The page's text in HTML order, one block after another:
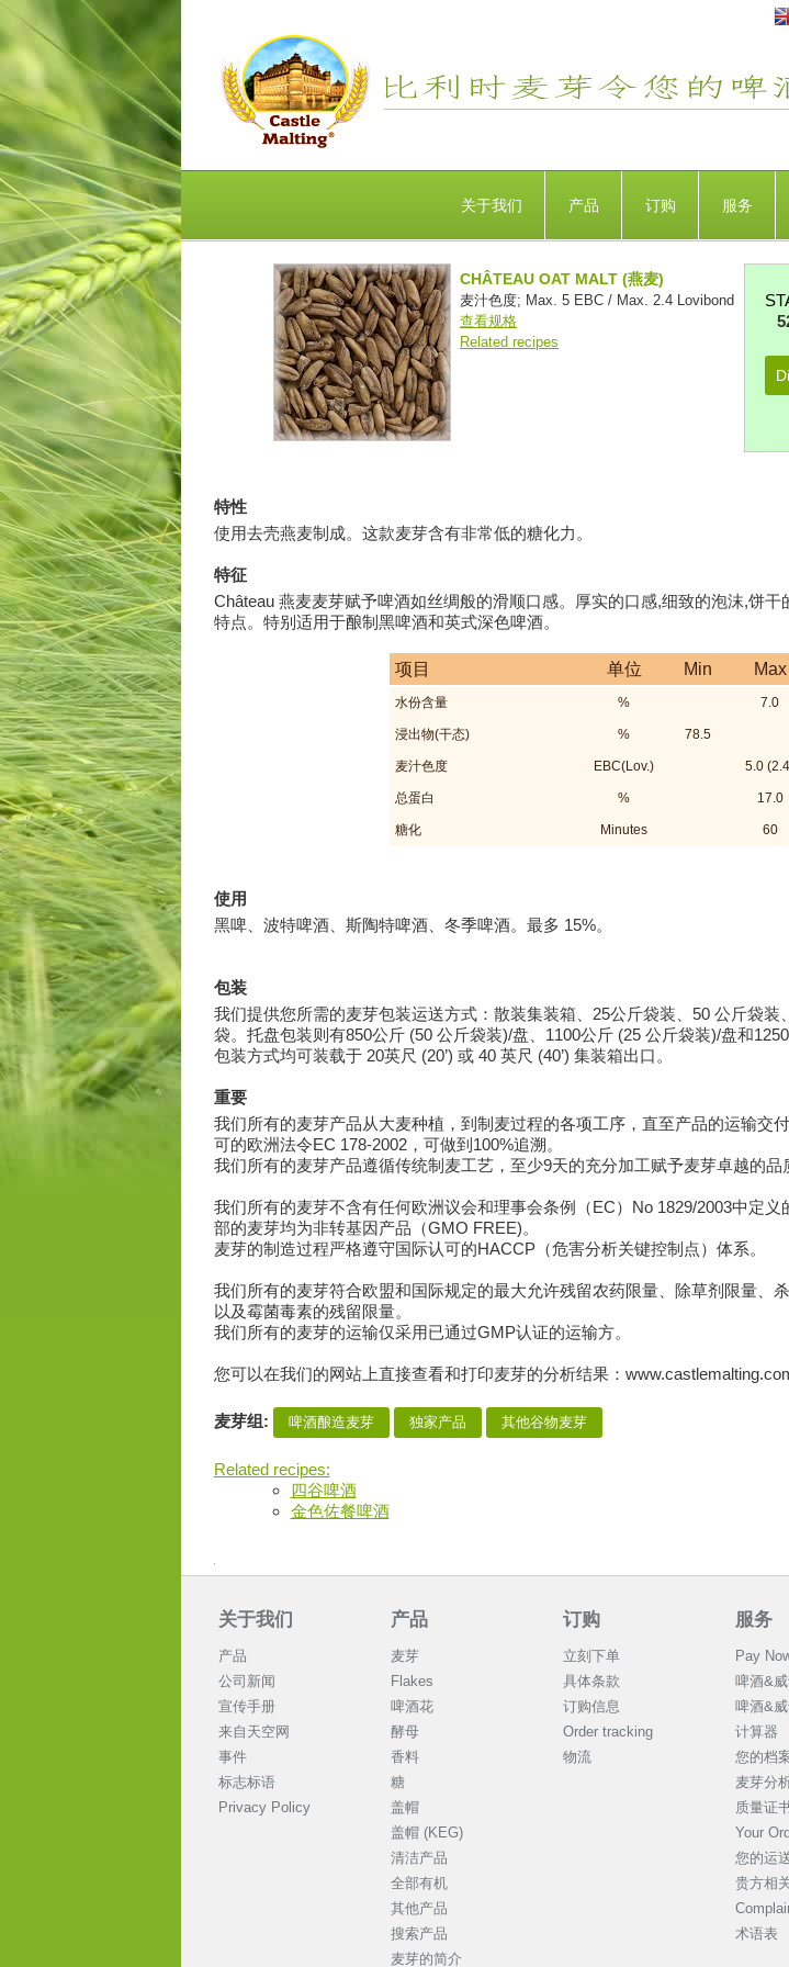
关于我们 产品 订购 服务
CHÂTEAU OAT MALT (燕麦)
麦汁色度; Max. 5 EBC / Max. 2.4 Lovibond
查看规格
Related recipes
特性
使用去壳燕麦制成。这款麦芽含有非常低的糖化力。
特征
Château 燕麦麦芽赋予啤酒如丝绸般的滑顺口感。厚实的口感,细致的泡沫,饼干
特点。特别适用于酿制黑啤酒和英式深色啤酒。
项目 单位 Min Max
水份含量 % 7.0
浸出物(干态) % 78.5
麦汁色度 EBC(Lov.) 5.0
总蛋白 % 17.0
糖化 Minutes 60
使用
黑啤、波特啤酒、斯陶特啤酒、冬季啤酒。最多 15%。
包装
我们提供您所需的麦芽包装运送方式：散装集装箱、25公斤袋装、50 公斤袋装
袋。托盘包装则有850公斤 (50 公斤袋装)/盘、1100公斤 (25 公斤袋装)/盘和
包装方式均可装载于 20英尺 (20’) 或 40 英尺 (40’) 集装箱出口。
重要
我们所有的麦芽产品从大麦种植，到制麦过程的各项工序，直至产品的运输交
可的欧洲法令EC 178-2002，可做到100%追溯。
我们所有的麦芽产品遵循传统制麦工艺，至少9天的充分加工赋予麦芽卓越的品
我们所有的麦芽不含有任何欧洲议会和理事会条例（EC）No 1829/2003中定义
部的麦芽均为非转基因产品（GMO FREE)。
麦芽的制造过程严格遵守国际认可的HACCP（危害分析关键控制点）体系。
我们所有的麦芽符合欧盟和国际规定的最大允许残留农药限量、除草剂限量、
以及霉菌毒素的残留限量。
我们所有的麦芽的运输仅采用已通过GMP认证的运输方。
您可以在我们的网站上直接查看和打印麦芽的分析结果：
麦芽组: 啤酒酿造麦芽 独家产品 其他谷物麦芽
Related recipes:
四谷啤酒
金色佐餐啤酒
关于我们
产品
公司新闻
宣传手册
来自天空网
事件
标志标语
Privacy Policy
产品
麦芽
Flakes
啤酒花
酵母
香料
糖
盖帽
盖帽 (KEG)
清洁产品
全部有机
其他产品
搜索产品
麦芽的简介
订购
立刻下单
具体条款
订购信息
Order tracking
物流
服务
Pay
啤酒&
啤酒&
计算器
您的档
麦芽分
质量证
Your
您的运
贵方相
术语表